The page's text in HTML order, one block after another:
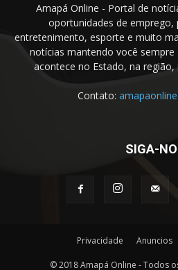
Amapá Online - Portal de
oportunidades de emprego,
entretenimento, esporte e muito
notícias mantendo você
acontece no Estado, na
Contato:
SIGA-
Privacidade Anuncios
© 2018 Amapá Online - Todos